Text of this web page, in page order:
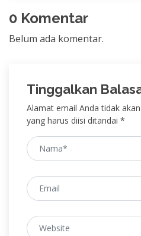
0 Komentar
Belum ada komentar.
Tinggalkan
Alamat email Anda tidak
yang harus diisi ditandai *